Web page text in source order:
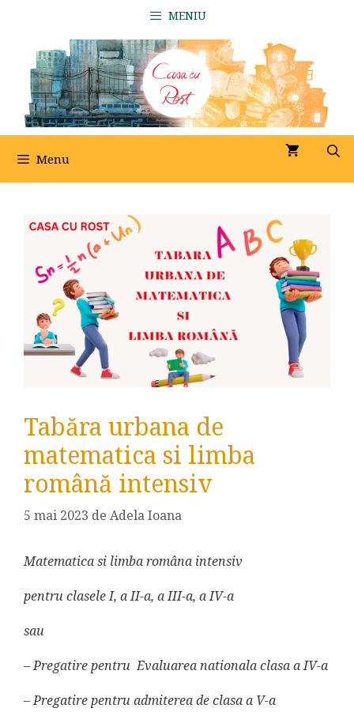
conținut
MENIU
Menu
Tabăra urbana de
matematica si limba
română intensiv
5 mai 2023 de Adela Ioana
Matematica si limba româna intensiv
pentru clasele I, a II-a, a III-a, a IV-a
sau
– Pregatire pentru Evaluarea nationala clasa a IV-a
– Pregatire pentru admiterea de clasa a V-a